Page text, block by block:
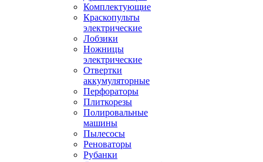
Комплектующие
Краскопульты
электрические
Лобзики
Ножницы
электрические
Отвертки
аккумуляторные
Перфораторы
Плиткорезы
Полировальные
машины
Пылесосы
Реноваторы
Рубанки